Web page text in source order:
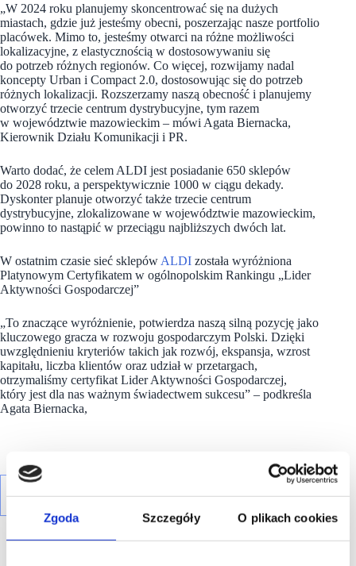
Zgoda Szczegóły O plikach cookies
„W 2024 roku planujemy skoncentrować się na dużych
miastach, gdzie już jesteśmy obecni, poszerzając nasze portfolio
placówek. Mimo to, jesteśmy otwarci na różne możliwości
lokalizacyjne, z elastycznością w dostosowywaniu się
do potrzeb różnych regionów. Co więcej, rozwijamy nadal
koncepty Urban i Compact 2.0, dostosowując się do potrzeb
różnych lokalizacji. Rozszerzamy naszą obecność i planujemy
otworzyć trzecie centrum dystrybucyjne, tym razem
w województwie mazowieckim – mówi Agata Biernacka,
Kierownik Działu Komunikacji i PR.
Warto dodać, że celem ALDI jest posiadanie 650 sklepów
do 2028 roku, a perspektywicznie 1000 w ciągu dekady.
Dyskonter planuje otworzyć także trzecie centrum
dystrybucyjne, zlokalizowane w województwie mazowieckim,
powinno to nastąpić w przeciągu najbliższych dwóch lat.
W ostatnim czasie sieć sklepów ALDI została wyróżniona
Platynowym Certyfikatem w ogólnopolskim Rankingu „Lider
Aktywności Gospodarczej”
„To znaczące wyróżnienie, potwierdza naszą silną pozycję jako
kluczowego gracza w rozwoju gospodarczym Polski. Dzięki
uwzględnieniu kryteriów takich jak rozwój, ekspansja, wzrost
kapitału, liczba klientów oraz udział w przetargach,
otrzymaliśmy certyfikat Lider Aktywności Gospodarczej,
który jest dla nas ważnym świadectwem sukcesu” – podkreśla
Agata Biernacka,